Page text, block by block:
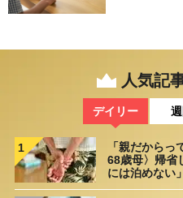
人気記
デイリー
1
「親だからっ
68歳母〉帰省
には泊めない」